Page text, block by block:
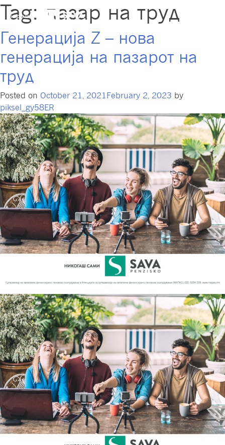
Tag: пазар на труд
Генерација Z – нова
генерација на пазарот на
труд
Posted on October 21, 2021February 2, 2023 by
piksel_gy58ER